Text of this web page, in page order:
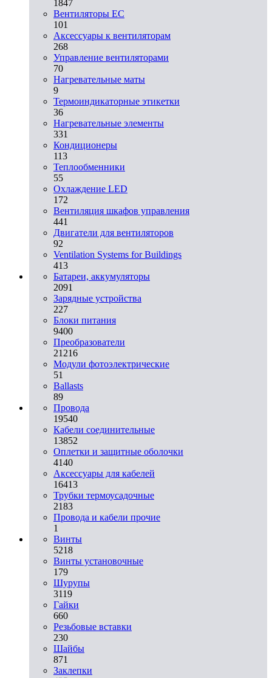
1847
Вентиляторы EC
101
Аксессуары к вентиляторам
268
Управление вентиляторами
70
Нагревательные маты
9
Термоиндикаторные этикетки
36
Нагревательные элементы
331
Кондиционеры
113
Теплообменники
55
Охлаждение LED
172
Вентиляция шкафов управления
441
Двигатели для вентиляторов
92
Ventilation Systems for Buildings
413
Батареи, аккумуляторы
2091
Зарядные устройства
227
Блоки питания
9400
Преобразователи
21216
Модули фотоэлектрические
51
Ballasts
89
Провода
19540
Кабели соединительные
13852
Оплетки и защитные оболочки
4140
Аксессуары для кабелей
16413
Трубки термоусадочные
2183
Провода и кабели прочие
1
Винты
5218
Винты установочные
179
Шурупы
3119
Гайки
660
Резьбовые вставки
230
Шайбы
871
Заклепки